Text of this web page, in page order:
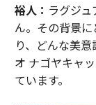
裕人： ラグジ
ん。その背景
り、どんな美
オ ナゴヤキャ
ています。